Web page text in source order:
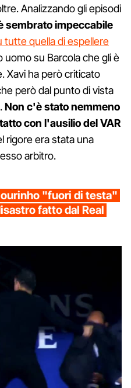
Analizzando gli episodi
sembrato impeccabile
tutte quella di espellere
uomo su Barcola che gli è
Xavi ha però criticato
però dal punto di vista
Non c'è stato nemmeno
con l'ausilio del VAR
rigore era stata una
arbitro.
"fuori di testa"
fatto dal Real